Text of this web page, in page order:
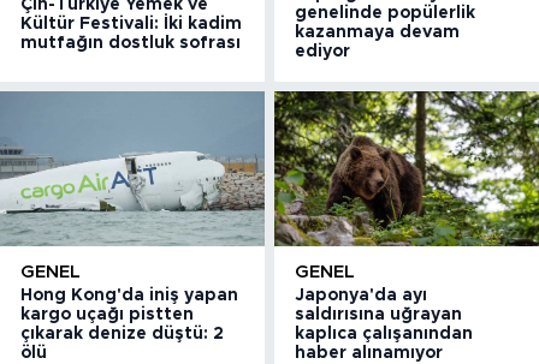
Çin-Türkiye Yemek ve
Kültür Festivali: İki kadim
mutfağın dostluk sofrası
genelinde popülerlik
kazanmaya devam
ediyor
GENEL
Hong Kong'da iniş yapan
kargo uçağı pistten
çıkarak denize düştü: 2
ölü
GENEL
Japonya'da ayı
saldırısına uğrayan
kaplıca çalışanından
haber alınamıyor